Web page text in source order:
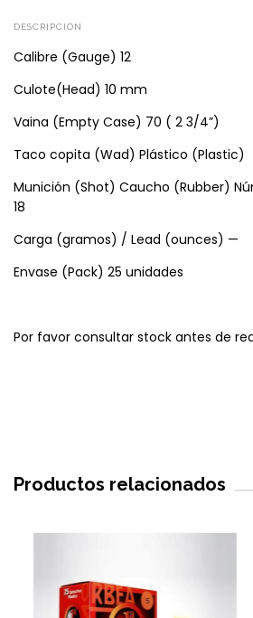
DESCRIPCIÓN
Calibre (Gauge) 12
Culote(Head) 10 mm
Vaina (Empty Case) 70 ( 2 3/4”)
Taco copita (Wad) Plástico (Plastic)
Munición (Shot) Caucho (Rubber)
18
Carga (gramos) / Lead (ounces) —
Envase (Pack) 25 unidades
Por favor consultar stock antes de
Productos relacionados